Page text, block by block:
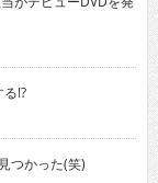
!?
つかった(笑)